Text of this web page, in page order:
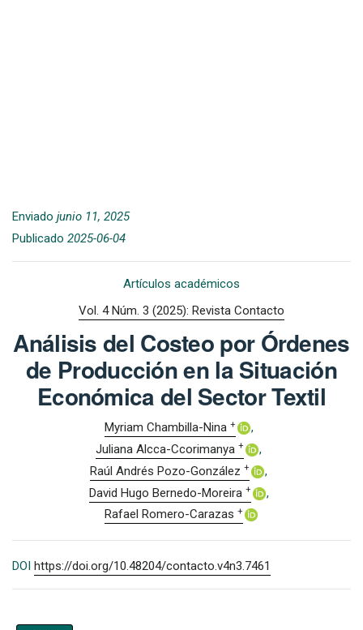
Enviado junio 11, 2025
Publicado 2025-06-04
Artículos académicos
Vol. 4 Núm. 3 (2025): Revista Contacto
Análisis del Costeo por Órdenes
de Producción en la Situación
Económica del Sector Textil
Myriam Chambilla-Nina +
Juliana Alcca-Ccorimanya +
Raúl Andrés Pozo-González +
David Hugo Bernedo-Moreira +
Rafael Romero-Carazas +
DOI https://doi.org/10.48204/contacto.v4n3.7461